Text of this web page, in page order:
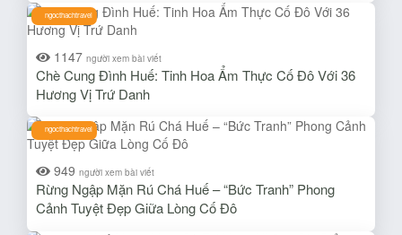
ngocthachtravel
1147 người xem bài viết
Chè Cung Đình Huế: Tinh Hoa Ẩm Thực Cố Đô Với 36
Hương Vị Trứ Danh
ngocthachtravel
949 người xem bài viết
Rừng Ngập Mặn Rú Chá Huế – “Bức Tranh” Phong
Cảnh Tuyệt Đẹp Giữa Lòng Cố Đô